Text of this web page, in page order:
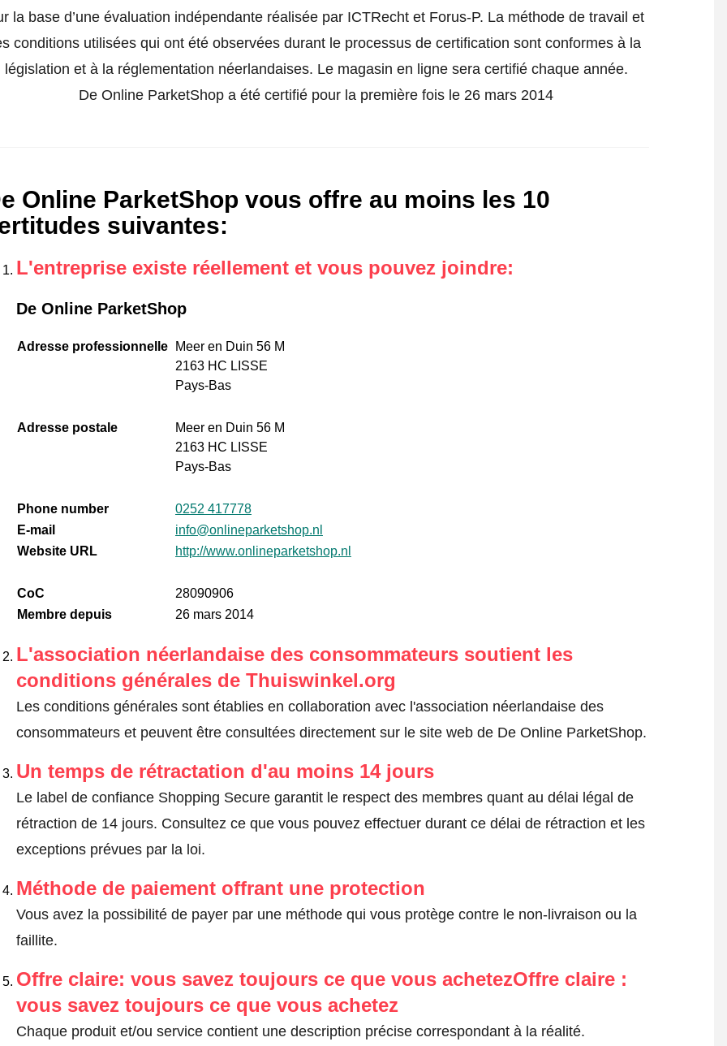
la base d’une évaluation indépendante réalisée par ICTRecht et Forus-P. La méthode de travail et
conditions utilisées qui ont été observées durant le processus de certification sont conformes à la
législation et à la réglementation néerlandaises. Le magasin en ligne sera certifié chaque année.
De Online ParketShop a été certifié pour la première fois le 26 mars 2014
Online ParketShop vous offre au moins les 10
suivantes:
L'entreprise existe réellement et vous pouvez joindre:
De Online ParketShop
Adresse professionnelle
Meer en Duin 56 M
2163 HC LISSE
Pays-Bas
Adresse postale
Meer en Duin 56 M
2163 HC LISSE
Pays-Bas
Phone number
0252 417778
E-mail
info@onlineparketshop.nl
Website URL
http://www.onlineparketshop.nl
CoC
28090906
Membre depuis
26 mars 2014
L'association néerlandaise des consommateurs soutient les
conditions générales de Thuiswinkel.org
Les conditions générales sont établies en collaboration avec l'association néerlandaise des
consommateurs et peuvent être consultées directement sur le site web de De Online ParketShop.
Un temps de rétractation d'au moins 14 jours
Le label de confiance Shopping Secure garantit le respect des membres quant au délai légal de
rétraction de 14 jours. Consultez ce que vous pouvez effectuer durant ce délai de rétraction et les
exceptions prévues par la loi.
Méthode de paiement offrant une protection
Vous avez la possibilité de payer par une méthode qui vous protège contre le non-livraison ou la
faillite.
Offre claire: vous savez toujours ce que vous achetezOffre claire :
vous savez toujours ce que vous achetez
Chaque produit et/ou service contient une description précise correspondant à la réalité.